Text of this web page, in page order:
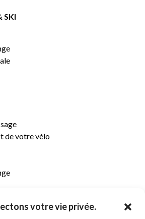
votre vie privée.
SKI
de votre vélo